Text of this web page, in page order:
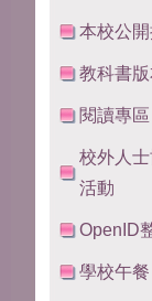
本校公
教科書
閱讀專區
校外人
活動
OpenID
學校午餐